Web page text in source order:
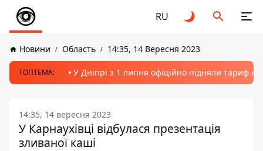
RU
Новини Область 14:35, 14 Вересня 2023
ТОПТЕМА: У Дніпрі з 1 липня офіційно підняли тариф
14:35, 14 вересня 2023
У Карнаухівці відбулася презентація
зливаної каші